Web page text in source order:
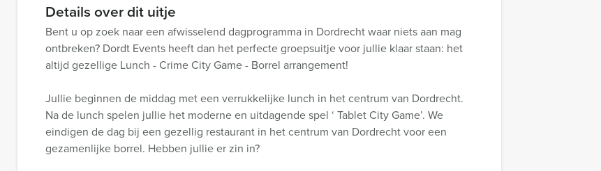
Details over dit uitje
Bent u op zoek naar een afwisselend dagprogramma in Dordrecht waar niets aan mag
ontbreken? Dordt Events heeft dan het perfecte groepsuitje voor jullie klaar staan: het
altijd gezellige Lunch - Crime City Game - Borrel arrangement!
Jullie beginnen de middag met een verrukkelijke lunch in het centrum van Dordrecht.
Na de lunch spelen jullie het moderne en uitdagende spel ‘ Tablet City Game’. We
eindigen de dag bij een gezellig restaurant in het centrum van Dordrecht voor een
gezamenlijke borrel. Hebben jullie er zin in?